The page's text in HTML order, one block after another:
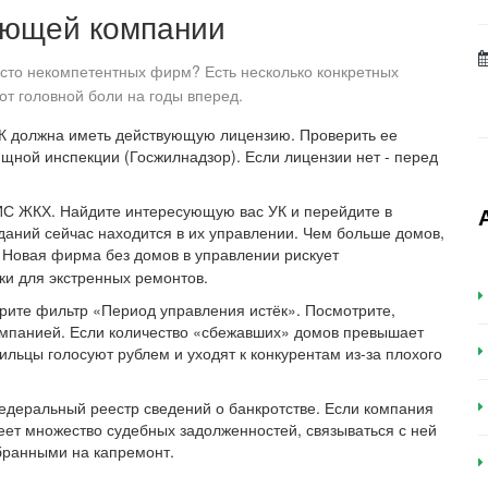
компании
некомпетентных фирм? Есть несколько конкретных
головной боли на годы вперед.
должна иметь действующую лицензию. Проверить ее
инспекции (Госжилнадзор). Если лицензии нет - перед
ЖКХ. Найдите интересующую вас УК и перейдите в
сейчас находится в их управлении. Чем больше домов,
фирма без домов в управлении рискует
для экстренных ремонтов.
фильтр «Период управления истёк». Посмотрите,
Если количество «сбежавших» домов превышает
голосуют рублем и уходят к конкурентам из-за плохого
реестр сведений о банкротстве. Если компания
множество судебных задолженностей, связываться с ней
на капремонт.